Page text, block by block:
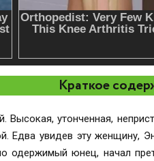
Краткое
утонченная,
Едва увидев эту женщину,
одержимый юнец, начал